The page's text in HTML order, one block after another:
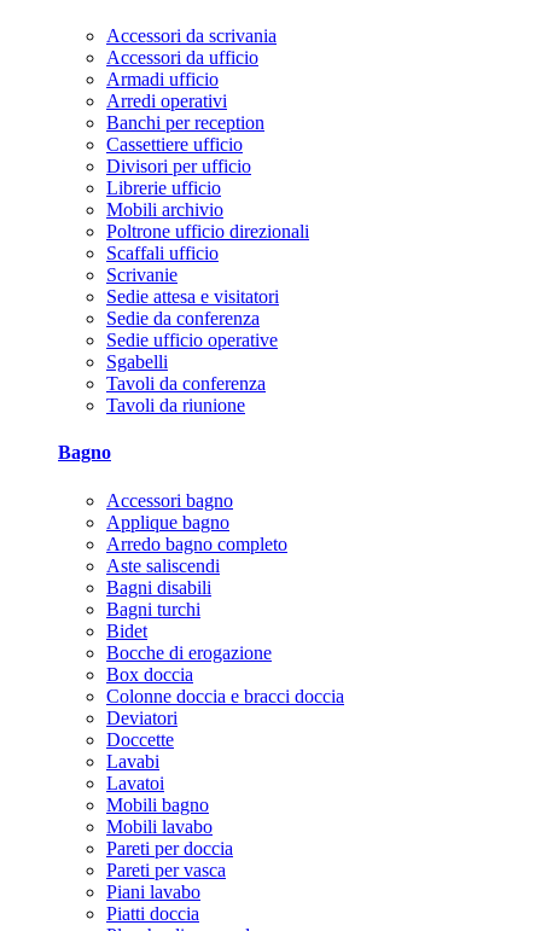
Accessori da scrivania
Accessori da ufficio
Armadi ufficio
Arredi operativi
Banchi per reception
Cassettiere ufficio
Divisori per ufficio
Librerie ufficio
Mobili archivio
Poltrone ufficio direzionali
Scaffali ufficio
Scrivanie
Sedie attesa e visitatori
Sedie da conferenza
Sedie ufficio operative
Sgabelli
Tavoli da conferenza
Tavoli da riunione
Bagno
Accessori bagno
Applique bagno
Arredo bagno completo
Aste saliscendi
Bagni disabili
Bagni turchi
Bidet
Bocche di erogazione
Box doccia
Colonne doccia e bracci doccia
Deviatori
Doccette
Lavabi
Lavatoi
Mobili bagno
Mobili lavabo
Pareti per doccia
Pareti per vasca
Piani lavabo
Piatti doccia